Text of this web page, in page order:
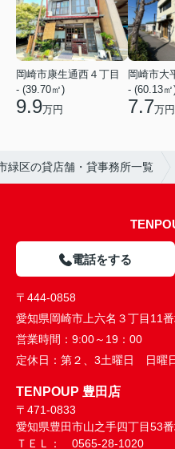
岡崎市康生通西４丁目
- (39.70㎡)
9.9万円
岡崎市大
- (60.13㎡
7.7万円
緑区の貸店舗・貸事務所一覧
電話をする
〒444-0858
愛知県岡崎市上六名３丁目11
営業時間： 9:00～19：00
定休日： 第２、3土曜日 日曜
TENPOUP 豊田店
〒471-0833
愛知県豊田市山之手四丁目53
ＴＥＬ： 0565-28-1020